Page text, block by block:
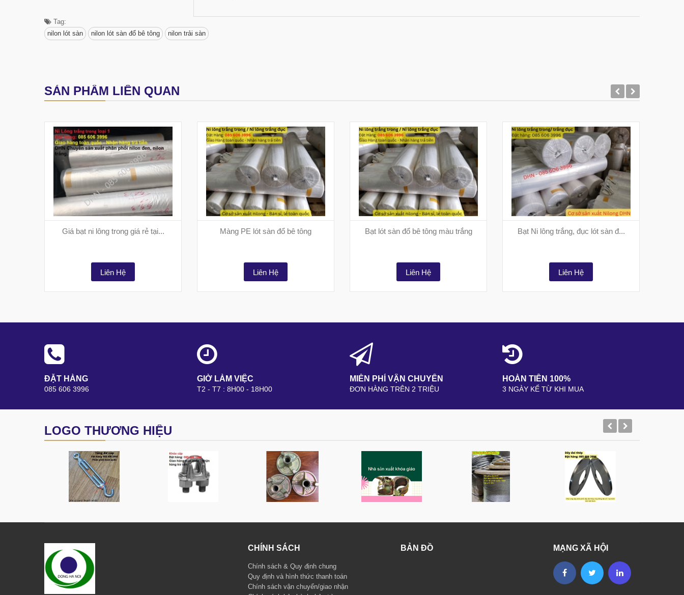
Tag:
nilon lót sàn
nilon lót sàn đổ bê tông nilon trải sàn
SẢN PHẨM LIÊN QUAN
Giá bạt ni lông trong giá rẻ tại...
Liên Hệ
Màng PE lót sàn đổ bê tông
Liên Hệ
Bạt lót sàn đổ bê tông màu trắng
Liên Hệ
Bạt Ni lông trắng, đục lót sàn đ...
Liên Hệ
ĐẶT HÀNG
085 606 3996
GIỜ LÀM VIỆC
T2 - T7 : 8H00 - 18H00
MIỄN PHÍ VẬN CHUYỂN
ĐƠN HÀNG TRÊN 2 TRIỆU
HOÀN TIỀN 100%
3 NGÀY KỂ TỪ KHI MUA
LOGO THƯƠNG HIỆU
CHÍNH SÁCH
Chính sách & Quy định chung
Quy định và hình thức thanh toán
Chính sách vận chuyển/giao nhận
BẢN ĐỒ MẠNG XÃ HỘI